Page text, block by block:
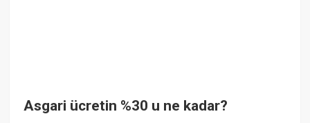
Asgari ücretin %30 u ne kadar?